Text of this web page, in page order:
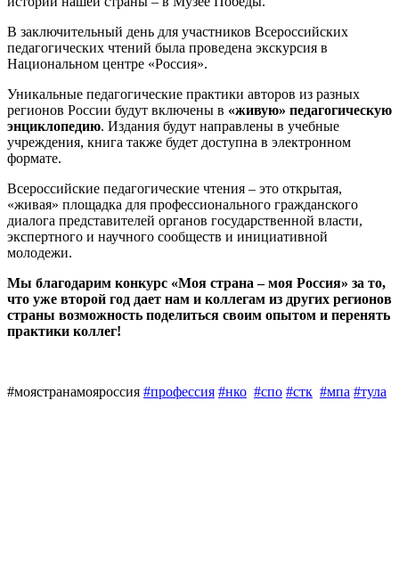
В заключительный день для участников Всероссийских
педагогических чтений была проведена экскурсия в
Национальном центре «Россия».
Уникальные педагогические практики авторов из разных
регионов России будут включены в «живую» педагогическую
энциклопедию. Издания будут направлены в учебные
учреждения, книга также будет доступна в электронном
формате.
Всероссийские педагогические чтения – это открытая,
«живая» площадка для профессионального гражданского
диалога представителей органов государственной власти,
экспертного и научного сообществ и инициативной
молодежи.
Мы благодарим конкурс «Моя страна – моя Россия» за то,
что уже второй год дает нам и коллегам из других регионов
страны возможность поделиться своим опытом и перенять
практики коллег!
#моястранамояроссия #профессия #нко #спо #стк #мпа #тула